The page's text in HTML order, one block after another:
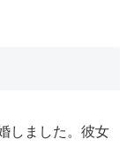
しました。彼女